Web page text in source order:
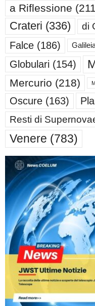
a Riflessione
Crateri (336) di
Falce (186)
Globulari (154)
Mercurio (218)
Oscure (163)
Resti di
Venere (783)